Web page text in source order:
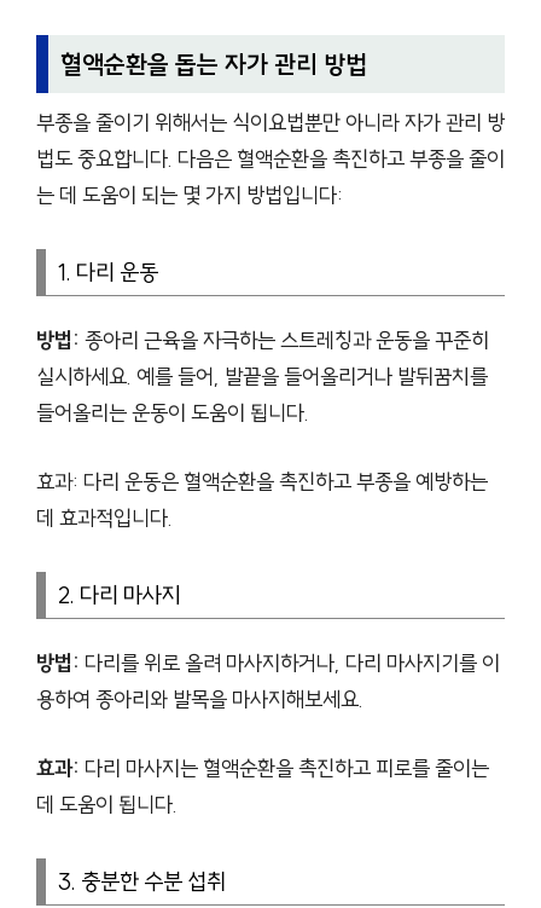
혈액순환을 돕는 자가 관리 방법
부종을 줄이기 위해서는 식이요법뿐만 아니라 자가 관리 방
법도 중요합니다. 다음은 혈액순환을 촉진하고 부종을 줄이
는 데 도움이 되는 몇 가지 방법입니다:
1. 다리 운동
방법: 종아리 근육을 자극하는 스트레칭과 운동을 꾸준히
실시하세요. 예를 들어, 발끝을 들어올리거나 발뒤꿈치를
들어올리는 운동이 도움이 됩니다.
효과: 다리 운동은 혈액순환을 촉진하고 부종을 예방하는
데 효과적입니다.
2. 다리 마사지
방법: 다리를 위로 올려 마사지하거나, 다리 마사지기를 이
용하여 종아리와 발목을 마사지해보세요.
효과: 다리 마사지는 혈액순환을 촉진하고 피로를 줄이는
데 도움이 됩니다.
3. 충분한 수분 섭취